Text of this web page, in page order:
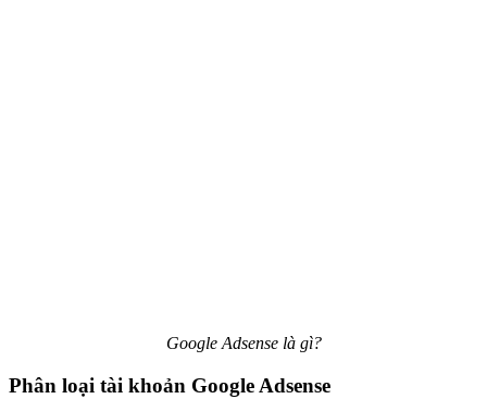
Google Adsense là gì?
Phân loại tài khoản Google Adsense